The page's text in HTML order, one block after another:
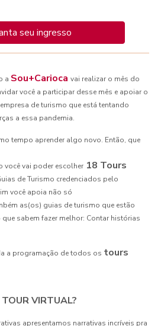
seu ingresso
a Sou+Carioca vai realizar o mês do
você a participar desse mês e apoiar o
de turismo que está tentando
a essa pandemia.
tempo aprender algo novo. Então, que
você vai poder escolher 18 Tours
de Turismo credenciados pelo
você apoia não só
as(os) guias de turismo que estão
sabem fazer melhor: Contar histórias
a programação de todos os tours
VIRTUAL?
apresentamos narrativas incríveis pra